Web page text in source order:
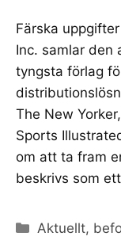
Färska
Inc. samlar den
tyngsta förlag
The New
Sports
om att ta fram
beskrivs som
Categories
Aktuellt,